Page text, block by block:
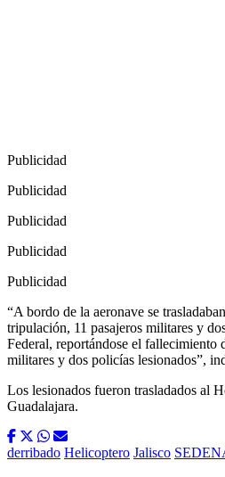
Publicidad
Publicidad
Publicidad
Publicidad
Publicidad
“A bordo de la aeronave se
tripulación, 11 pasajeros militares y
Federal, reportándose el fallecimiento
militares y dos policías lesionados”,
Los lesionados fueron trasladados al
Guadalajara.
derribado Helicoptero Jalisco